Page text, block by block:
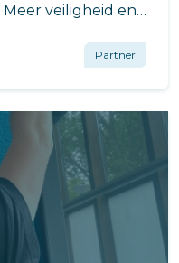
veiligheid en
Partner